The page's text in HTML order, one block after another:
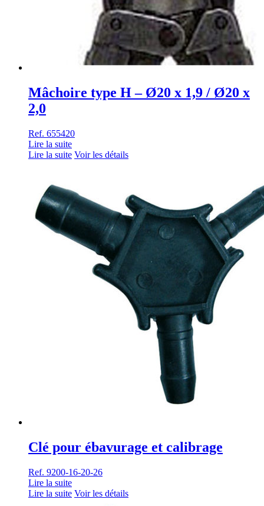
Mâchoire type H – Ø20 x 1,9 / Ø20 x
2,0
Ref. 655420
Lire la suite
Lire la suite Voir les détails
Clé pour ébavurage et calibrage
Ref. 9200-16-20-26
Lire la suite
Lire la suite Voir les détails